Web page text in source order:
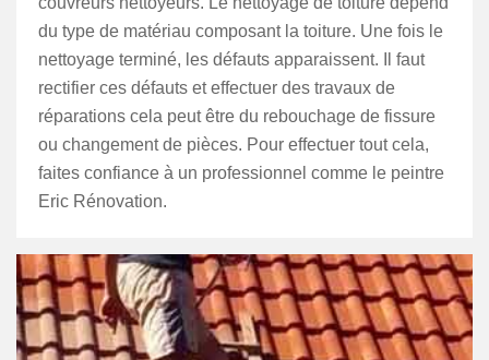
du type de matériau composant la toiture. Une fois le
nettoyage terminé, les défauts apparaissent. Il faut
rectifier ces défauts et effectuer des travaux de
réparations cela peut être du rebouchage de fissure
ou changement de pièces. Pour effectuer tout cela,
faites confiance à un professionnel comme le peintre
Eric Rénovation.